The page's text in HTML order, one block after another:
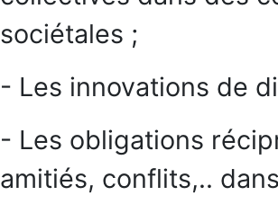
sociétales ;
- Les innovations de
- Les obligations
amitiés, conflits,..